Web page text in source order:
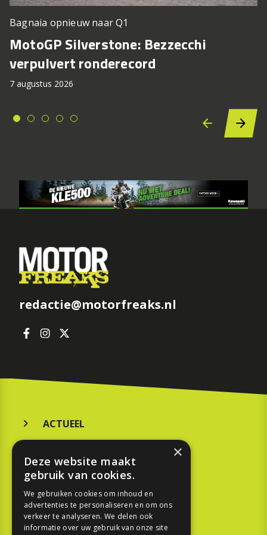
Bagnaia opnieuw naar Q1
MotoGP Silverstone: Bezzecchi
verpulvert ronderecord
7 augustus 2026
redactie@motorfreaks.nl
ACTUEEL
KOOPGIDS
TESTEN
SPORT
×
Deze website maakt
gebruik van cookies.
We gebruiken cookies om inhoud en
advertenties te personaliseren en om ons
verkeer te analyseren. We delen ook
informatie over uw gebruik van onze site